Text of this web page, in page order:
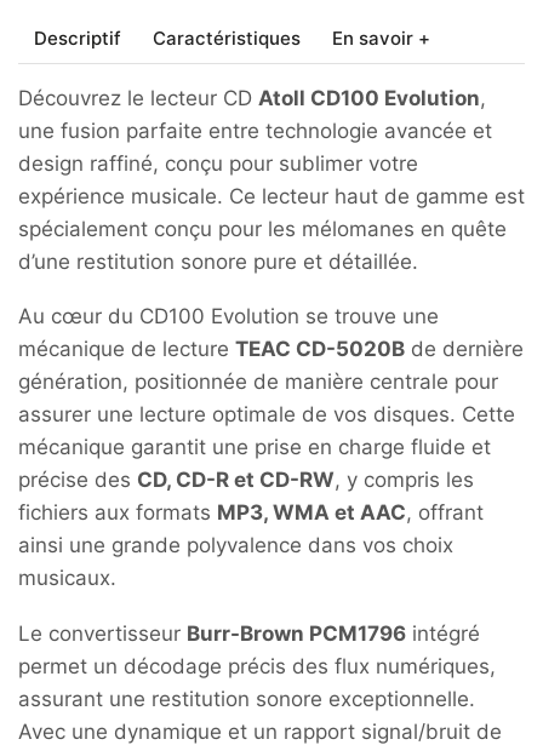
Descriptif Caractéristiques En savoir +
Découvrez le lecteur CD Atoll CD100 Evolution,
une fusion parfaite entre technologie avancée et
design raffiné, conçu pour sublimer votre
expérience musicale. Ce lecteur haut de gamme est
spécialement conçu pour les mélomanes en quête
d’une restitution sonore pure et détaillée.
Au cœur du CD100 Evolution se trouve une
mécanique de lecture TEAC CD-5020B de dernière
génération, positionnée de manière centrale pour
assurer une lecture optimale de vos disques. Cette
mécanique garantit une prise en charge fluide et
précise des CD, CD-R et CD-RW, y compris les
fichiers aux formats MP3, WMA et AAC, offrant
ainsi une grande polyvalence dans vos choix
musicaux.
Le convertisseur Burr-Brown PCM1796 intégré
permet un décodage précis des flux numériques,
assurant une restitution sonore exceptionnelle.
Avec une dynamique et un rapport signal/bruit de